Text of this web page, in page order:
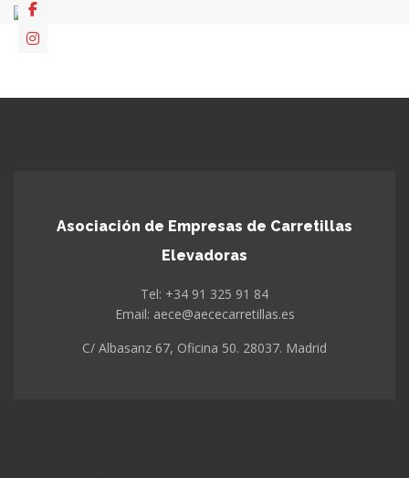
Asociación de Empresas de Carretillas
Elevadoras
Tel: +34 91 325 91 84
Email: aece@aececarretillas.es
C/ Albasanz 67, Oficina 50. 28037. Madrid